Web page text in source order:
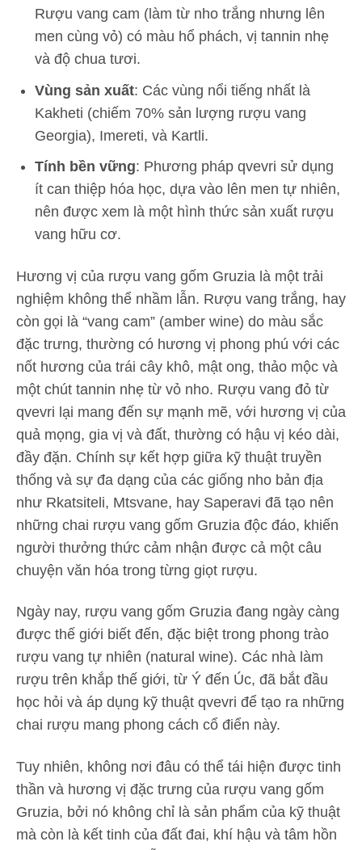
Rượu vang cam (làm từ nho trắng nhưng lên
men cùng vỏ) có màu hổ phách, vị tannin nhẹ
và độ chua tươi.
Vùng sản xuất: Các vùng nổi tiếng nhất là
Kakheti (chiếm 70% sản lượng rượu vang
Georgia), Imereti, và Kartli.
Tính bền vững: Phương pháp qvevri sử dụng
ít can thiệp hóa học, dựa vào lên men tự nhiên,
nên được xem là một hình thức sản xuất rượu
vang hữu cơ.
Hương vị của rượu vang gốm Gruzia là một trải
nghiệm không thể nhầm lẫn. Rượu vang trắng, hay
còn gọi là “vang cam” (amber wine) do màu sắc
đặc trưng, thường có hương vị phong phú với các
nốt hương của trái cây khô, mật ong, thảo mộc và
một chút tannin nhẹ từ vỏ nho. Rượu vang đỏ từ
qvevri lại mang đến sự mạnh mẽ, với hương vị của
quả mọng, gia vị và đất, thường có hậu vị kéo dài,
đầy đặn. Chính sự kết hợp giữa kỹ thuật truyền
thống và sự đa dạng của các giống nho bản địa
như Rkatsiteli, Mtsvane, hay Saperavi đã tạo nên
những chai rượu vang gốm Gruzia độc đáo, khiến
người thưởng thức cảm nhận được cả một câu
chuyện văn hóa trong từng giọt rượu.
Ngày nay, rượu vang gốm Gruzia đang ngày càng
được thế giới biết đến, đặc biệt trong phong trào
rượu vang tự nhiên (natural wine). Các nhà làm
rượu trên khắp thế giới, từ Ý đến Úc, đã bắt đầu
học hỏi và áp dụng kỹ thuật qvevri để tạo ra những
chai rượu mang phong cách cổ điển này.
Tuy nhiên, không nơi đâu có thể tái hiện được tinh
thần và hương vị đặc trưng của rượu vang gốm
Gruzia, bởi nó không chỉ là sản phẩm của kỹ thuật
mà còn là kết tinh của đất đai, khí hậu và tâm hồn